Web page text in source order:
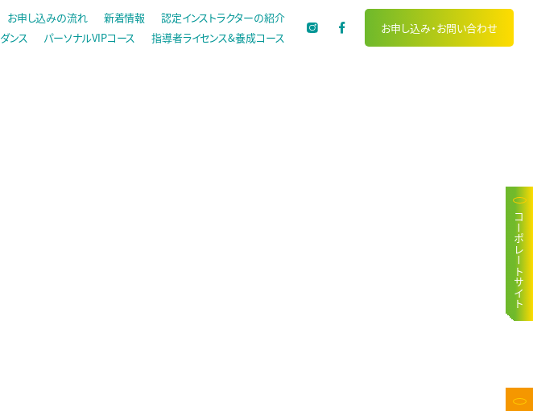
ダンス パーソナルVIPコース 指導者ライセンス&養成コース
お申し込みの流れ 新着情報 認定インストラクターの紹介
お申し込み・お問い合わせ
コーポレートサイト